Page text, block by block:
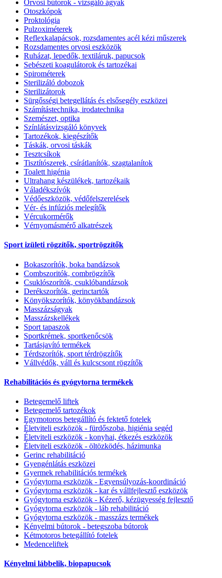
Orvosi bútorok - vizsgáló ágyak
Otoszkópok
Proktológia
Pulzoximéterek
Reflexkalapácsok, rozsdamentes acél kézi műszerek
Rozsdamentes orvosi eszközök
Ruházat, lepedők, textiláruk, papucsok
Sebészeti koagulátorok és tartozékai
Spirométerek
Sterilizáló dobozok
Sterilizátorok
Sürgősségi betegellátás és elsősegély eszközei
Számítástechnika, irodatechnika
Szemészet, optika
Színlátásvizsgáló könyvek
Tartozékok, kiegészítők
Táskák, orvosi táskák
Tesztcsíkok
Tisztítószerek, csírátlanítók, szagtalanítok
Toalett higénia
Ultrahang készülékek, tartozékaik
Váladékszívók
Védőeszközök, védőfelszerelések
Vér- és infúziós melegítők
Vércukormérők
Vérnyomásmérő alkatrészek
Sport izületi rögzítők, sportrögzítők
Bokaszorítók, boka bandázsok
Combszoritók, combrögzítők
Csuklószorítók, csuklóbandázsok
Derékszorítók, gerinctartók
Könyökszorítók, könyökbandázsok
Masszázságyak
Masszázskellékek
Sport tapaszok
Sportkrémek, sportkenőcsök
Tartásjavító termékek
Térdszorítók, sport térdrögzítők
Vállvédők, váll és kulcscsont rögzítők
Rehabilitációs és gyógytorna termékek
Betegemelő liftek
Betegemelő tartozékok
Egymotoros betegállító és fektető fotelek
Életviteli eszközök - fürdőszoba, higiénia segéd
Életviteli eszközök - konyhai, étkezés eszközök
Életviteli eszközök - öltözködés, házimunka
Gerinc rehabilitáció
Gyengénlátás eszközei
Gyermek rehabilitációs termékek
Gyógytorna eszközök - Egyensúlyozás-koordináció
Gyógytorna eszközök - kar és vállfejlesztő eszközök
Gyógytorna eszközök - Kézerő, kézügyesség fejlesztő
Gyógytorna eszközök - láb rehabilitáció
Gyógytorna eszközök - masszázs termékek
Kényelmi bútorok - betegszoba bútorok
Kétmotoros betegállító fotelek
Medenceliftek
Kényelmi lábbelik, biopapucsok